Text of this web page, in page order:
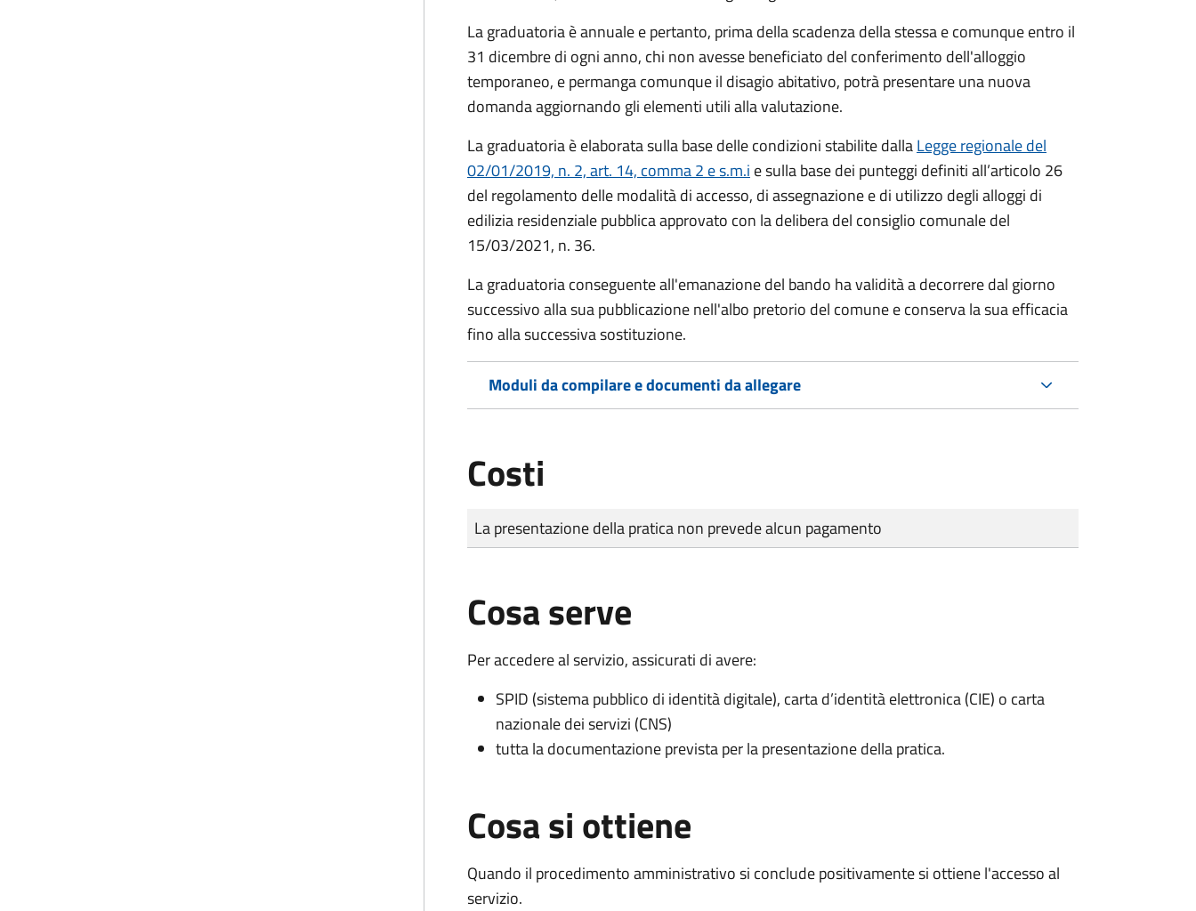
La graduatoria è annuale e pertanto, prima della scadenza della stessa e comunque entro il
31 dicembre di ogni anno, chi non avesse beneficiato del conferimento dell'alloggio
temporaneo, e permanga comunque il disagio abitativo, potrà presentare una nuova
domanda aggiornando gli elementi utili alla valutazione.
La graduatoria è elaborata sulla base delle condizioni stabilite dallaLegge regionale del
02/01/2019, n. 2, art. 14, comma 2 e s.m.i e sulla base dei punteggi definiti all’articolo 26
del regolamento delle modalità di accesso, di assegnazione e di utilizzo degli alloggi di
edilizia residenziale pubblica approvato con la delibera del consiglio comunale del
15/03/2021, n. 36.
La graduatoria conseguente all'emanazione del bando ha validità a decorrere dal giorno
successivo alla sua pubblicazione nell'albo pretorio del comune e conserva la sua efficacia
fino alla successiva sostituzione.
Moduli da compilare e documenti da allegare
Costi
Tipo di pagamento
Importo
La presentazione della pratica non prevede alcun pagamento
Cosa serve
Per accedere al servizio, assicurati di avere:
SPID (sistema pubblico di identità digitale), carta d’identità elettronica (CIE) o carta
nazionale dei servizi (CNS)
tutta la documentazione prevista per la presentazione della pratica.
Cosa si ottiene
Quando il procedimento amministrativo si conclude positivamente si ottiene l'accesso al
servizio.